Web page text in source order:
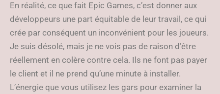
En réalité, ce que fait Epic Games, c’est donner aux
développeurs une part équitable de leur travail, ce qui
crée par conséquent un inconvénient pour les joueurs.
Je suis désolé, mais je ne vois pas de raison d’être
réellement en colère contre cela. Ils ne font pas payer
le client et il ne prend qu’une minute à installer.
L’énergie que vous utilisez les gars pour examiner la